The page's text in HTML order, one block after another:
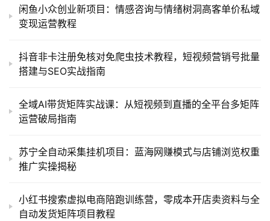
闲鱼小众创业新项目：情感咨询与情绪树洞高客单价私域
变现运营教程
抖音非卡注册免核对免爬虫技术教程，短视频营销号批量
搭建与SEO实战指南
全域AI带货矩阵实战课：从短视频到直播的全平台多矩阵
运营破局指南
苏宁全自动采集挂机项目：蓝海网赚模式与店铺浏览权重
推广实操揭秘
小红书搜索虚拟电商陪跑训练营，零成本开店卖资料与全
自动发货矩阵项目教程